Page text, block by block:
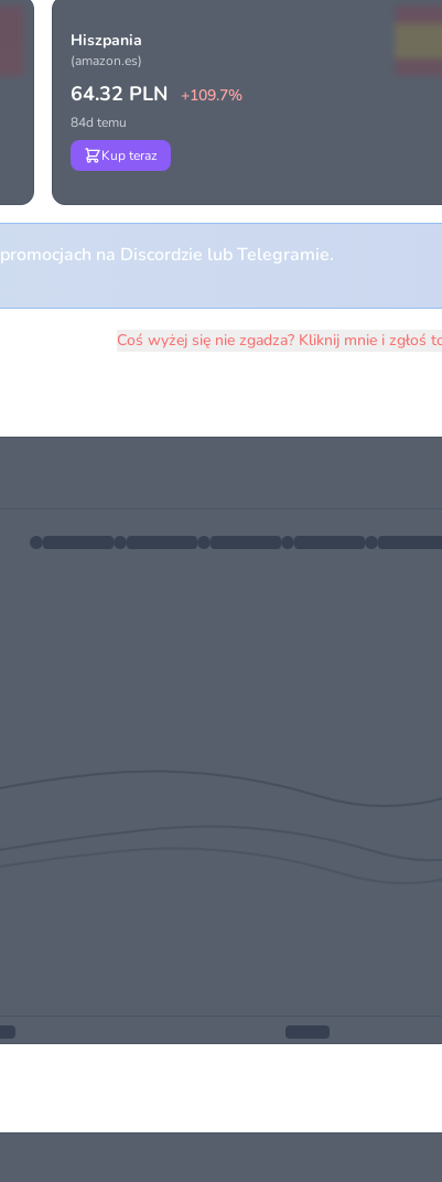
Hiszpania
(amazon.es)
64.32 PLN +109.7%
84d temu
Kup teraz
na Discordzie lub Telegramie.
Coś wyżej się nie zgadza? Kliknij mnie i zgłoś